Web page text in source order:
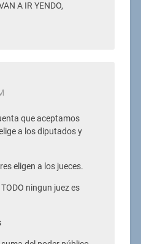
A IR YENDO,
que aceptamos
a los diputados y
eligen a los jueces.
ningun juez es